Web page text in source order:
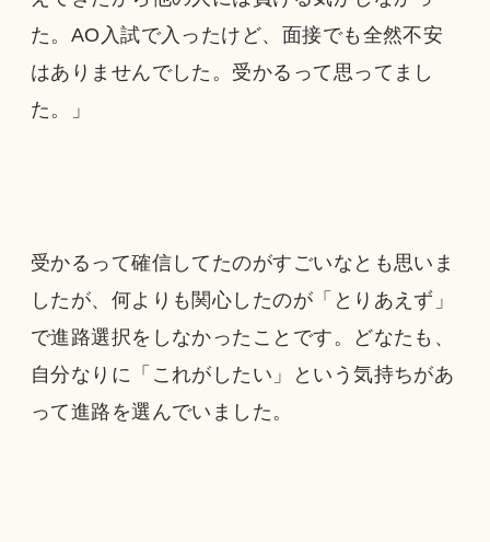
た。AO入試で入ったけど、面接でも全然不安
はありませんでした。受かるって思ってまし
た。」
受かるって確信してたのがすごいなとも思いま
したが、何よりも関心したのが「とりあえず」
で進路選択をしなかったことです。どなたも、
自分なりに「これがしたい」という気持ちがあ
って進路を選んでいました。